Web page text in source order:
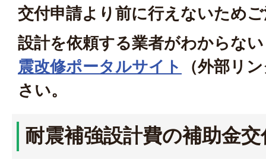
交付申請より前に行えないため
設計を依頼する業者がわからな
震改修ポータルサイト
（外部リ
さい。
耐震補強設計費の補助金